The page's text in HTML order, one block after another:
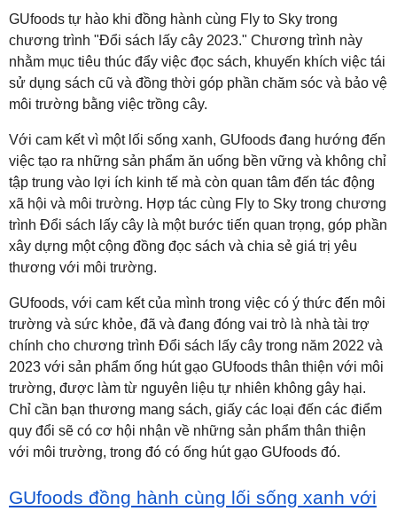
GUfoods tự hào khi đồng hành cùng Fly to Sky trong
chương trình "Đổi sách lấy cây 2023." Chương trình này
nhằm mục tiêu thúc đẩy việc đọc sách, khuyến khích việc tái
sử dụng sách cũ và đồng thời góp phần chăm sóc và bảo vệ
môi trường bằng việc trồng cây.
Với cam kết vì một lối sống xanh, GUfoods đang hướng đến
việc tạo ra những sản phẩm ăn uống bền vững và không chỉ
tập trung vào lợi ích kinh tế mà còn quan tâm đến tác động
xã hội và môi trường. Hợp tác cùng Fly to Sky trong chương
trình Đổi sách lấy cây là một bước tiến quan trọng, góp phần
xây dựng một cộng đồng đọc sách và chia sẻ giá trị yêu
thương với môi trường.
GUfoods, với cam kết của mình trong việc có ý thức đến môi
trường và sức khỏe, đã và đang đóng vai trò là nhà tài trợ
chính cho chương trình Đổi sách lấy cây trong năm 2022 và
2023 với sản phẩm ống hút gạo GUfoods thân thiện với môi
trường, được làm từ nguyên liệu tự nhiên không gây hại.
Chỉ cần bạn thương mang sách, giấy các loại đến các điểm
quy đổi sẽ có cơ hội nhận về những sản phẩm thân thiện
với môi trường, trong đó có ống hút gạo GUfoods đó.
GUfoods đồng hành cùng lối sống xanh với